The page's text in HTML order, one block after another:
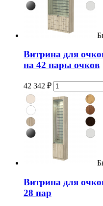
Витрина для
на 42 пары очков
42 342 ₽
Витрина для
28 пар